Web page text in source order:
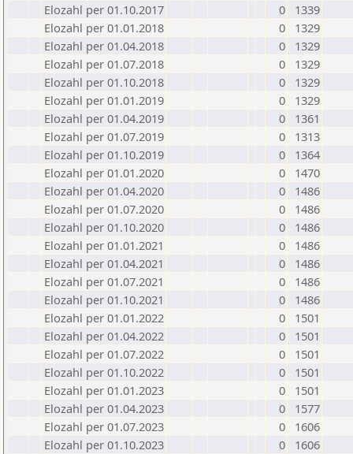
Elozahl per 01.10.2017
0
1339
Elozahl per 01.01.2018
0
1329
Elozahl per 01.04.2018
0
1329
Elozahl per 01.07.2018
0
1329
Elozahl per 01.10.2018
0
1329
Elozahl per 01.01.2019
0
1329
Elozahl per 01.04.2019
0
1361
Elozahl per 01.07.2019
0
1313
Elozahl per 01.10.2019
0
1364
Elozahl per 01.01.2020
0
1470
Elozahl per 01.04.2020
0
1486
Elozahl per 01.07.2020
0
1486
Elozahl per 01.10.2020
0
1486
Elozahl per 01.01.2021
0
1486
Elozahl per 01.04.2021
0
1486
Elozahl per 01.07.2021
0
1486
Elozahl per 01.10.2021
0
1486
Elozahl per 01.01.2022
0
1501
Elozahl per 01.04.2022
0
1501
Elozahl per 01.07.2022
0
1501
Elozahl per 01.10.2022
0
1501
Elozahl per 01.01.2023
0
1501
Elozahl per 01.04.2023
0
1577
Elozahl per 01.07.2023
0
1606
Elozahl per 01.10.2023
0
1606